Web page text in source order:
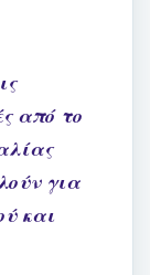
από το
για
και